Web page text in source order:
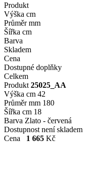
Produkt
Výška cm
Průměr mm
Šířka cm
Barva
Skladem
Cena
Dostupné doplňky
Celkem
Produkt 25025_AA
Výška cm 42
Průměr mm 180
Šířka cm 18
Barva Zlato - červená
Dostupnost není skladem
Cena
1 665 Kč